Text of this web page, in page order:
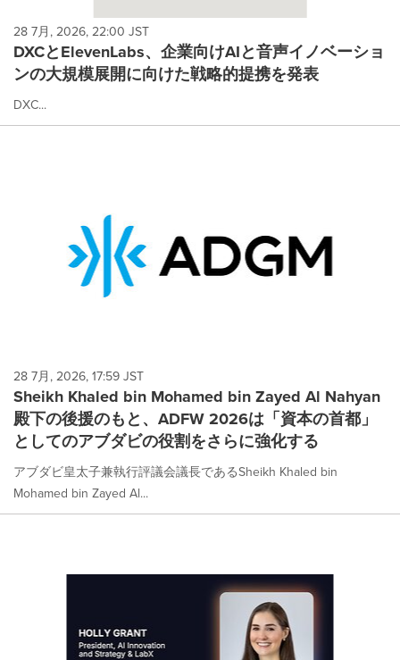
28 7月, 2026, 22:00 JST
DXCとElevenLabs、企業向けAIと音声イノベーショ
ンの大規模展開に向けた戦略的提携を発表
DXC...
28 7月, 2026, 17:59 JST
Sheikh Khaled bin Mohamed bin Zayed Al Nahyan
殿下の後援のもと、ADFW 2026は「資本の首都」
としてのアブダビの役割をさらに強化する
アブダビ皇太子兼執行評議会議長であるSheikh Khaled bin
Mohamed bin Zayed Al...